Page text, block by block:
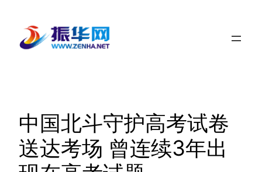
中国北斗守护高考试卷
送达考场 曾连续3年出